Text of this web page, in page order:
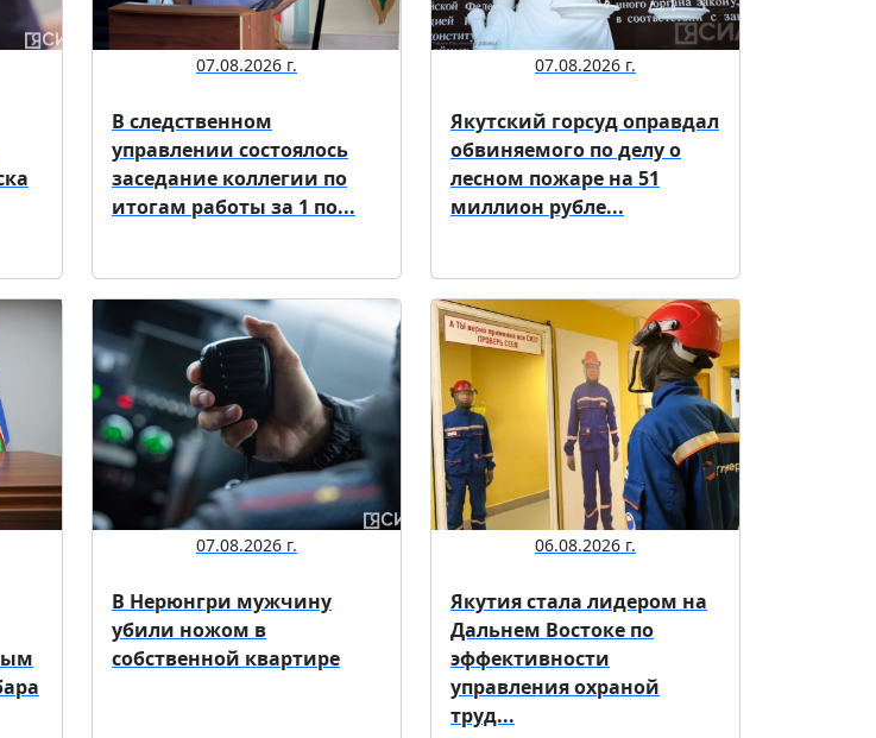
07.08.2026 г.
В следственном
управлении состоялось
заседание коллегии по
итогам работы за 1 по...
07.08.2026 г.
Якутский горсуд оправдал
обвиняемого по делу о
лесном пожаре на 51
миллион рубле...
07.08.2026 г.
В Нерюнгри мужчину
убили ножом в
собственной квартире
06.08.2026 г.
Якутия стала лидером на
Дальнем Востоке по
эффективности
управления охраной
труд...